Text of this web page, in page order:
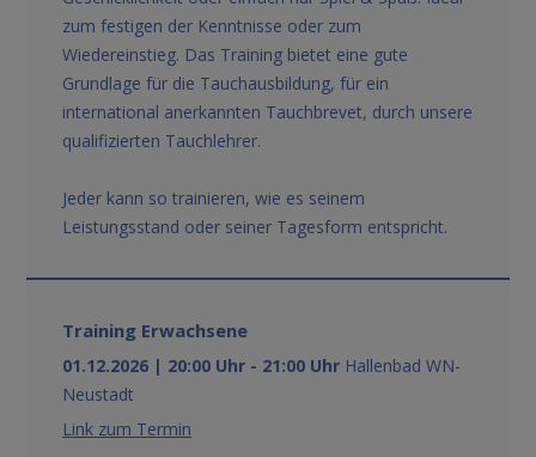
zum festigen der Kenntnisse oder zum
Wiedereinstieg. Das Training bietet eine gute
Grundlage für die Tauchausbildung, für ein
international anerkannten Tauchbrevet, durch unsere
qualifizierten Tauchlehrer.
Jeder kann so trainieren, wie es seinem
Leistungsstand oder seiner Tagesform entspricht.
Training Erwachsene
01.12.2026 | 20:00 Uhr - 21:00 Uhr Hallenbad WN-
Neustadt
Link zum Termin